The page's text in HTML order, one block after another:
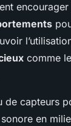
comme
de capteurs
en